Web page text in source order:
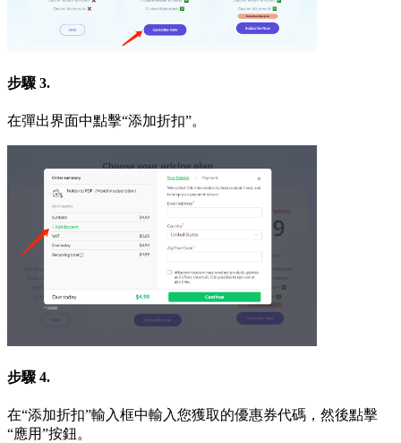
步驟 3.
在彈出界面中點擊“添加折扣”。
步驟 4.
在“添加折扣”輸入框中輸入您獲取的優惠券代碼，然後點擊
“應用”按鈕。